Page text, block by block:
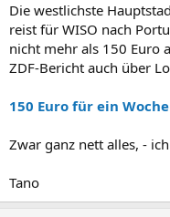
Die westlichste
reist für WISO nach
nicht mehr als 150 Euro
ZDF-Bericht auch über
150 Euro für ein
Zwar ganz nett alles, -
Tano